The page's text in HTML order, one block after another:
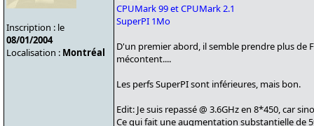
Inscription : le
08/01/2004
Localisation : Montréal
CPUMark 99 et CPUMark 2.1
SuperPI 1Mo
D'un premier abord, il semble prendre plus de
mécontent....
Les perfs SuperPI sont inférieures, mais bon.
Edit: Je suis repassé @ 3.6GHz en 8*450, car
Ce qui fait une augmentation substantielle de